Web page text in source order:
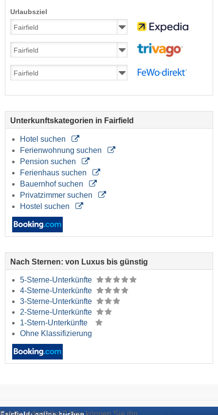
Urlaubsziel
Unterkunftskategorien in Fairfield
Hotel suchen
Ferienwohnung suchen
Pension suchen
Ferienhaus suchen
Bauernhof suchen
Privatzimmer suchen
Hostel suchen
Nach Sternen: von Luxus bis günstig
5-Sterne-Unterkünfte
4-Sterne-Unterkünfte
3-Sterne-Unterkünfte
2-Sterne-Unterkünfte
1-Stern-Unterkünfte
Ohne Klassifizierung